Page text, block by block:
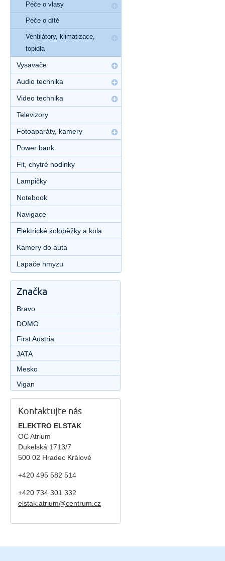
Péče o vlasy
Péče o dítě
Ventilátory, klimatizace,
topidla
Vysavače
Audio technika
Video technika
Televizory
Fotoaparáty, kamery
Power bank
Fit, chytré hodinky
Lampičky
Notebook
Navigace
Elektrické koloběžky a kola
Kamery do auta
Lapače hmyzu
Značka
Bravo
DOMO
First Austria
JATA
Mesko
Vigan
Kontaktujte nás
ELEKTRO ELSTAK
OC Atrium
Dukelská 1713/7
500 02 Hradec Králové
+420 495 582 514
+420 734 301 332
elstak.atrium@centrum.cz